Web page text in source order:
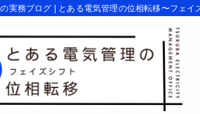
実務ブログ | とある電気管理の位相転移〜フェイ